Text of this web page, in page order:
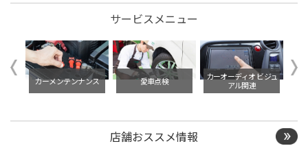
サービスメニュー
交 カーメンテンナンス 愛車点検
カーオーディオ ビジュ
アル関連
店舗おススメ情報